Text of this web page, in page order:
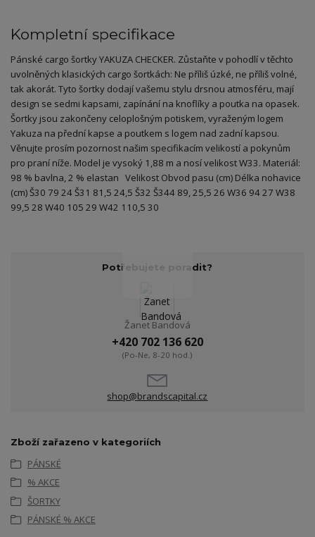
Kompletní specifikace
Pánské cargo šortky YAKUZA CHECKER. Zůstaňte v pohodlí v těchto
uvolněných klasických cargo šortkách: Ne příliš úzké, ne příliš volné,
tak akorát. Tyto šortky dodají vašemu stylu drsnou atmosféru, mají
design se sedmi kapsami, zapínání na knoflíky a poutka na opasek.
Šortky jsou zakončeny celoplošným potiskem, vyraženým logem
Yakuza na přední kapse a poutkem s logem nad zadní kapsou.
Věnujte prosím pozornost našim specifikacím velikostí a pokynům
pro praní níže. Model je vysoký 1,88 m a nosí velikost W33. Materiál:
98 % bavlna, 2 % elastan Velikost Obvod pasu (cm) Délka nohavice
(cm) Š30 79 24 Š31 81,5 24,5 Š32 Š344 89, 25,5 26 W36 94 27 W38
99,5 28 W40 105 29 W42 110,5 30
Potřebujete poradit?
Žanet Bandová
+420 702 136 620
(Po-Ne, 8-20 hod.)
shop@brandscapital.cz
Zboží zařazeno v kategoriích
PÁNSKÉ
% AKCE
ŠORTKY
PÁNSKÉ % AKCE